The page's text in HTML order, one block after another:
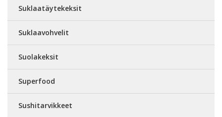
Suklaatäytekeksit
Suklaavohvelit
Suolakeksit
Superfood
Sushitarvikkeet